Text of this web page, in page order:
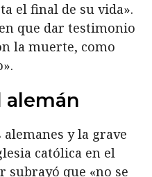
el final de su vida».
que dar testimonio
la muerte, como
alemán
y la grave
católica en el
subrayó que «no se